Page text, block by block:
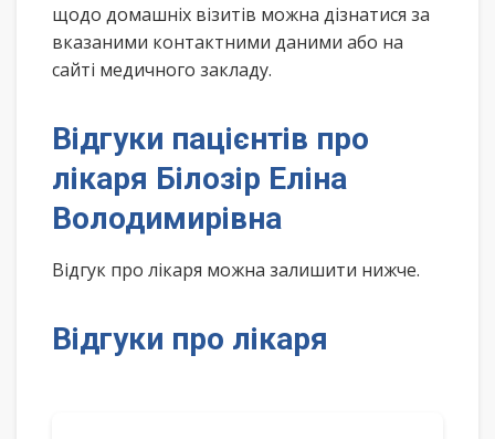
щодо домашніх візитів можна дізнатися за
вказаними контактними даними або на
сайті медичного закладу.
Відгуки пацієнтів про
лікаря Білозір Еліна
Володимирівна
Відгук про лікаря можна залишити нижче.
Відгуки про лікаря